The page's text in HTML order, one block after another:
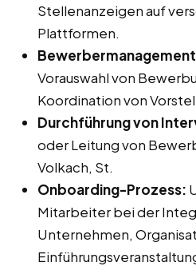
Stellenanzeigen auf
Plattformen.
Vorauswahl von
Koordination von
Durchführung von
oder Leitung von
Volkach, St.
Onboarding-Prozess:
Mitarbeiter bei der
Unternehmen,